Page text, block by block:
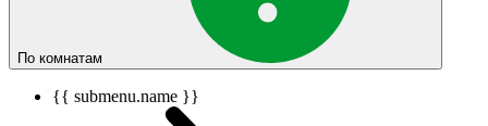
По комнатам
{{ submenu.name }}